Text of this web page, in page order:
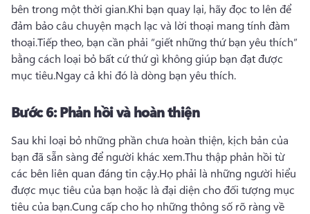
bên trong một thời gian.Khi bạn quay lại, hãy đọc to lên để
đảm bảo câu chuyện mạch lạc và lời thoại mang tính đàm
thoại.Tiếp theo, bạn cần phải “giết những thứ bạn yêu thích”
bằng cách loại bỏ bất cứ thứ gì không giúp bạn đạt được
mục tiêu.Ngay cả khi đó là dòng bạn yêu thích.
Bước 6:Phản hồi và hoàn thiện
Sau khi loại bỏ những phần chưa hoàn thiện, kịch bản của
bạn đã sẵn sàng để người khác xem.Thu thập phản hồi từ
các bên liên quan đáng tin cậy.Họ phải là những người hiểu
được mục tiêu của bạn hoặc là đại diện cho đối tượng mục
tiêu của bạn.Cung cấp cho họ những thông số rõ ràng về